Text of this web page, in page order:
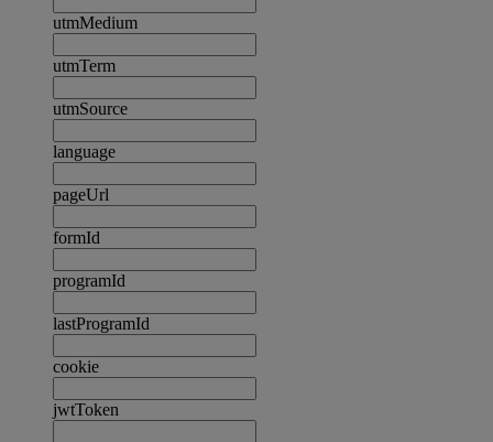
utmMedium
utmTerm
utmSource
language
pageUrl
formId
programId
lastProgramId
cookie
jwtToken